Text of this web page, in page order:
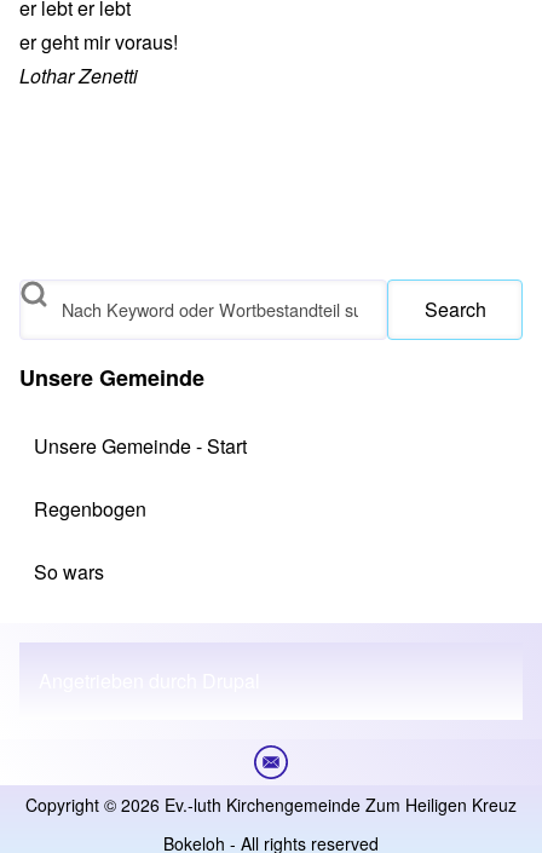
er lebt er lebt
er geht mir voraus!
Lothar Zenetti
Search
Unsere Gemeinde
Unsere Gemeinde - Start
Regenbogen
So wars
Copyright © 2026 Ev.-luth Kirchengemeinde Zum Heiligen Kreuz
Bokeloh - All rights reserved